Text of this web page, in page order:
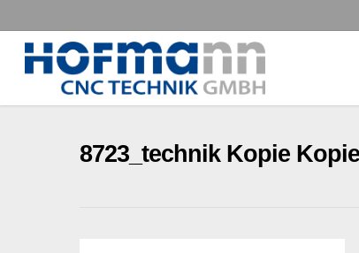
main
content
8723_technik Kopie Kopie